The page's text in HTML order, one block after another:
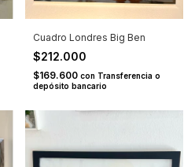
Cuadro Londres Big Ben
$212.000
$169.600 con Transferencia o
depósito bancario